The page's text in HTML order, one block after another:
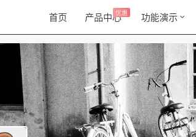
首页 产品中心优惠 功能演示